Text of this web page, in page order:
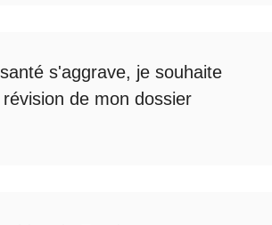
s'aggrave, je souhaite
de mon dossier